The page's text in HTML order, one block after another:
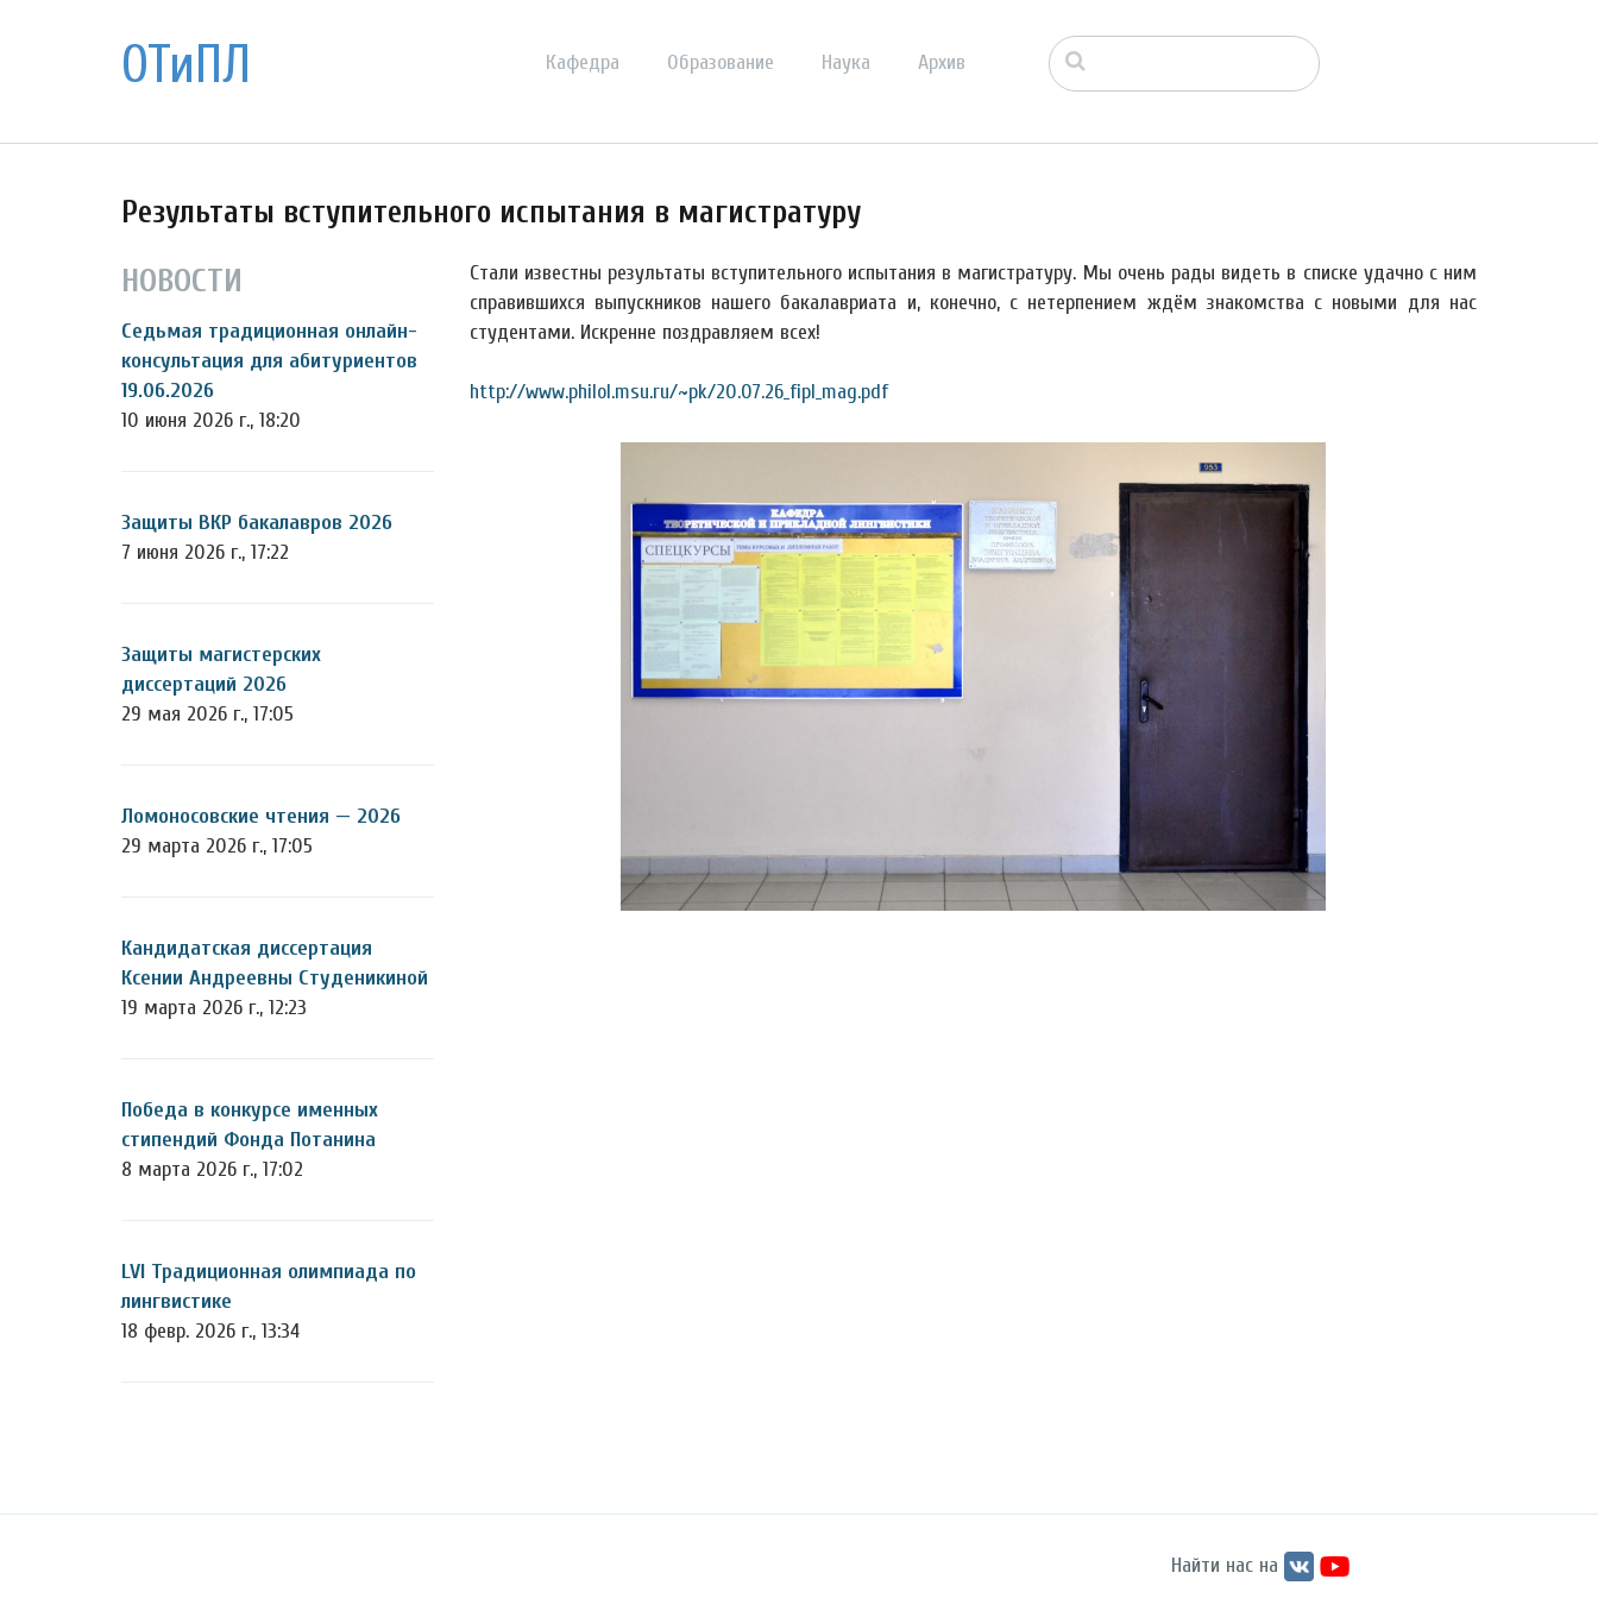
ОТиПЛ Кафедра Образование Наука Архив
Результаты вступительного испытания в магистратуру
НОВОСТИ
Седьмая традиционная онлайн-
консультация для абитуриентов
19.06.2026
10 июня 2026 г., 18:20
Защиты ВКР бакалавров 2026
7 июня 2026 г., 17:22
Защиты магистерских
диссертаций 2026
29 мая 2026 г., 17:05
Ломоносовские чтения — 2026
29 марта 2026 г., 17:05
Кандидатская диссертация
Ксении Андреевны Студеникиной
19 марта 2026 г., 12:23
Победа в конкурсе именных
стипендий Фонда Потанина
8 марта 2026 г., 17:02
LVI Традиционная олимпиада по
лингвистике
18 февр. 2026 г., 13:34
Стали известны результаты вступительного испытания в магистратуру. Мы очень рады видеть в списке удачно с ним
справившихся выпускников нашего бакалавриата и, конечно, с нетерпением ждём знакомства с новыми для нас
студентами. Искренне поздравляем всех!
http://www.philol.msu.ru/~pk/20.07.26_fipl_mag.pdf
Найти нас на